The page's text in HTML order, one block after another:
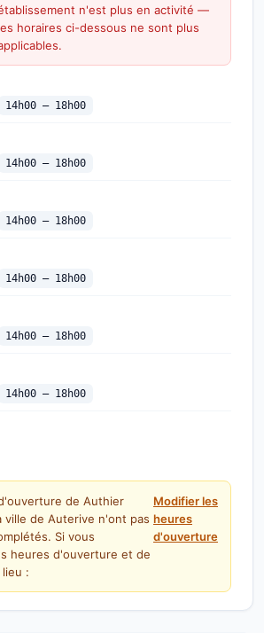
n'est plus en activité —
horaires ci-dessous ne sont plus
14h00 — 18h00
14h00 — 18h00
14h00 — 18h00
14h00 — 18h00
14h00 — 18h00
14h00 — 18h00
de Authier
ville de Auterive n'ont pas
Si vous
heures d'ouverture et de
:
Modifier les
heures
d'ouverture